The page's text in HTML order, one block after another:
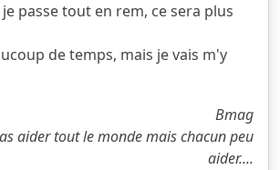
passe tout en rem, ce sera plus
de temps, mais je vais m'y
Bmag
aider tout le monde mais chacun peu
aider....